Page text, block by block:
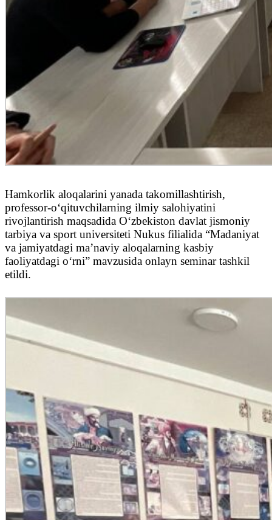
Hamkorlik aloqalarini yanada takomillashtirish,
professor-oʻqituvchilarning ilmiy salohiyatini
rivojlantirish maqsadida Oʻzbekiston davlat jismoniy
tarbiya va sport universiteti Nukus filialida “Madaniyat
va jamiyatdagi maʼnaviy aloqalarning kasbiy
faoliyatdagi oʻrni” mavzusida onlayn seminar tashkil
etildi.